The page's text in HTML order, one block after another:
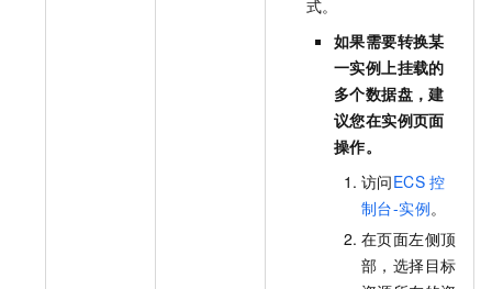
式。
如果需要转换某
一实例上挂载的
多个数据盘，建
议您在实例页面
操作。
访问ECS 控
制台-实例。
在页面左侧顶
部，选择目标